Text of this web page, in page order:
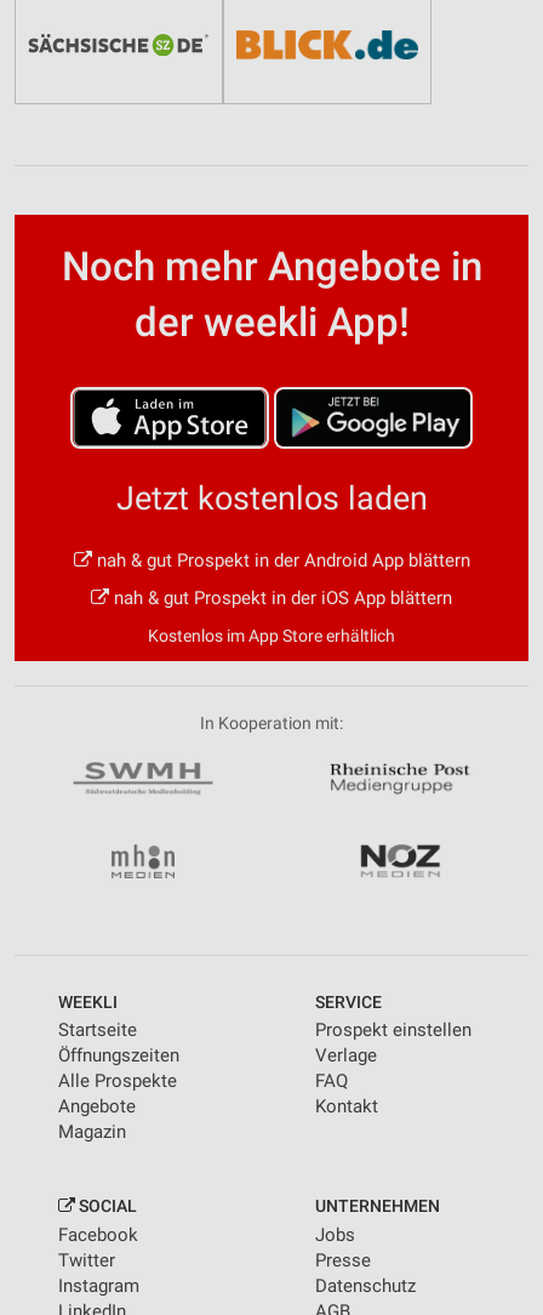
Noch mehr Angebote in
der weekli App!
Jetzt kostenlos laden
nah & gut Prospekt in der Android App blättern
nah & gut Prospekt in der iOS App blättern
Kostenlos im App Store erhältlich
In Kooperation mit:
WEEKLI
Startseite
Öffnungszeiten
Alle Prospekte
Angebote
Magazin
SERVICE
Prospekt einstellen
Verlage
FAQ
Kontakt
SOCIAL
Facebook
Twitter
Instagram
UNTERNEHMEN
Jobs
Presse
Datenschutz